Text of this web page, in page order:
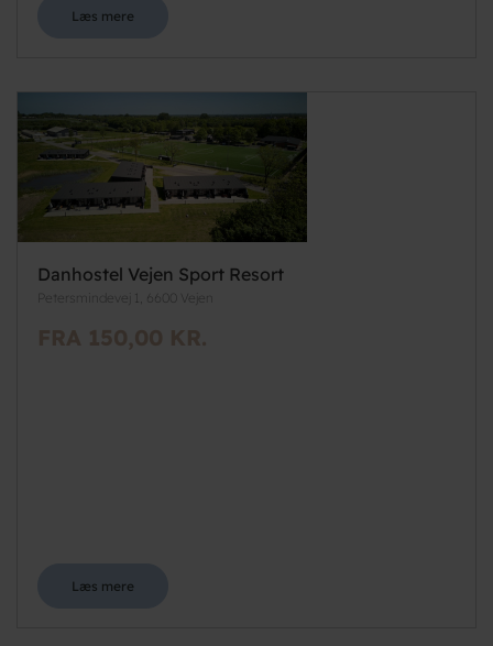
Læs mere
Danhostel Vejen Sport Resort
Petersmindevej 1, 6600 Vejen
FRA 150,00 KR.
Læs mere